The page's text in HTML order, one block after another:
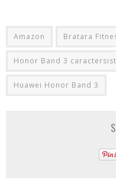
Amazon Bratara
Honor Band 3
Huawei Honor Band 3